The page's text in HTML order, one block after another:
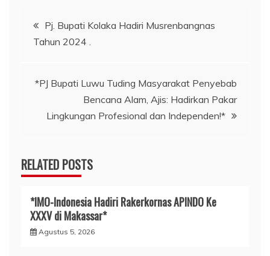
Navigasi
pos
Pj. Bupati Kolaka Hadiri Musrenbangnas
Tahun 2024 .
*PJ Bupati Luwu Tuding Masyarakat Penyebab
Bencana Alam, Ajis: Hadirkan Pakar
Lingkungan Profesional dan Independen!*
RELATED POSTS
*IMO-Indonesia Hadiri Rakerkornas APINDO Ke
XXXV di Makassar*
Agustus 5, 2026